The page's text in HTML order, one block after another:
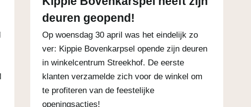
deuren geopend!
Op woensdag 30 april was het eindelijk zo
ver: Kippie Bovenkarpsel opende zijn deuren
in winkelcentrum Streekhof. De eerste
klanten verzamelde zich voor de winkel om
te profiteren van de feestelijke
openingsacties!